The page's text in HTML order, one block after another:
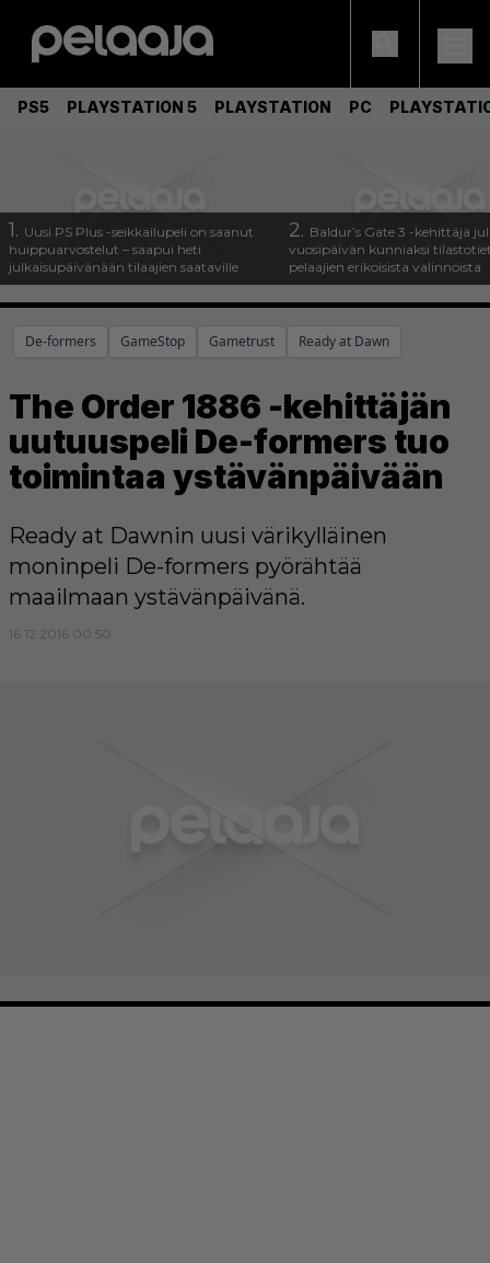
PS5 PLAYSTATION 5 PLAYSTATION PC
1. Uusi PS Plus -seikkailupeli on saanut
huippuarvostelut – saapui heti
julkaisupäivänään tilaajien saataville
2. Baldur’s Gate 3 -kehittäjä
vuosipäivän kunniaksi
pelaajien erikoisista valinnoista
De-formers GameStop Gametrust Ready at Dawn
The Order 1886 -kehittäjän
uutuuspeli De-formers tuo
toimintaa ystävänpäivään
Ready at Dawnin uusi värikylläinen
moninpeli De-formers pyörähtää
maailmaan ystävänpäivänä.
16.12.2016 00:50